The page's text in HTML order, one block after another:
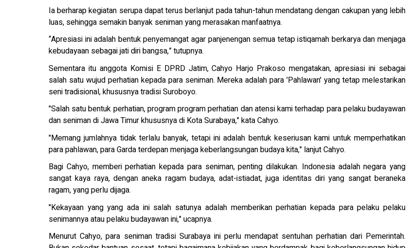
Ia berharap kegiatan serupa dapat terus berlanjut pada tahun-tahun mendatang dengan cakupan yang lebih
luas, sehingga semakin banyak seniman yang merasakan manfaatnya.
“Apresiasi ini adalah bentuk penyemangat agar panjenengan semua tetap istiqamah berkarya dan menjaga
kebudayaan sebagai jati diri bangsa,” tutupnya.
Sementara itu anggota Komisi E DPRD Jatim, Cahyo Harjo Prakoso mengatakan, apresiasi ini sebagai
salah satu wujud perhatian kepada para seniman. Mereka adalah para 'Pahlawan' yang tetap melestarikan
seni tradisional, khususnya tradisi Suroboyo.
"Salah satu bentuk perhatian, program program perhatian dan atensi kami terhadap para pelaku budayawan
dan seniman di Jawa Timur khususnya di Kota Surabaya," kata Cahyo.
"Memang jumlahnya tidak terlalu banyak, tetapi ini adalah bentuk keseriusan kami untuk memperhatikan
para pahlawan, para Garda terdepan menjaga keberlangsungan budaya kita," lanjut Cahyo.
Bagi Cahyo, memberi perhatian kepada para seniman, penting dilakukan. Indonesia adalah negara yang
sangat kaya raya, dengan aneka ragam budaya, adat-istiadat, juga identitas diri yang sangat beraneka
ragam, yang perlu dijaga.
"Kekayaan yang yang ada ini salah satunya adalah memberikan perhatian kepada para pelaku pelaku
senimannya atau pelaku budayawan ini," ucapnya.
Menurut Cahyo, para seniman tradisi Surabaya ini perlu mendapat sentuhan perhatian dari Pemerintah.